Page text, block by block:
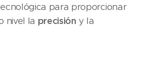
para proporcionar
nivel la precisióny la